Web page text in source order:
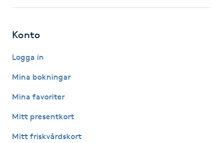
Gellack
Gellack med förstärkning
Gravidyoga
Konto
Logga in
Mina bokningar
Mina favoriter
Mitt presentkort
Mitt friskvårdskort